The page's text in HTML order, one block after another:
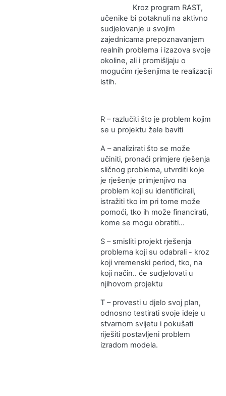
Kroz program RAST,
učenike bi potaknuli na aktivno
sudjelovanje u svojim
zajednicama prepoznavanjem
realnih problema i izazova svoje
okoline, ali i promišljaju o
mogućim rješenjima te realizaciji
istih.
R – razlučiti što je problem kojim
se u projektu žele baviti
A – analizirati što se može
učiniti, pronaći primjere rješenja
sličnog problema, utvrditi koje
je rješenje primjenjivo na
problem koji su identificirali,
istražiti tko im pri tome može
pomoći, tko ih može financirati,
kome se mogu obratiti…
S – smisliti projekt rješenja
problema koji su odabrali - kroz
koji vremenski period, tko, na
koji način.. će sudjelovati u
njihovom projektu
T – provesti u djelo svoj plan,
odnosno testirati svoje ideje u
stvarnom svijetu i pokušati
riješiti postavljeni problem
izradom modela.